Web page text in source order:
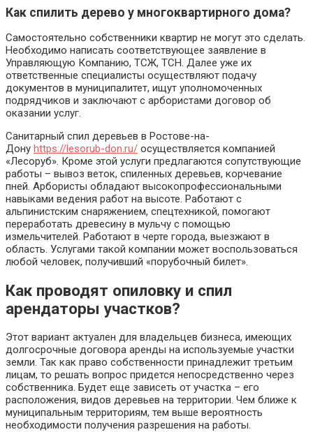
Как спилить дерево у многоквартирного дома?
Самостоятельно собственники квартир не могут это сделать.
Необходимо написать соответствующее заявление в
Управляющую Компанию, ТСЖ, ТСН. Далее уже их
ответственные специалисты осуществляют подачу
документов в муниципалитет, ищут уполномоченных
подрядчиков и заключают с арбористами договор об
оказании услуг.
Санитарный спил деревьев в Ростове-на-
Дону https://lesorub-don.ru/ осуществляется компанией
«Лесоруб». Кроме этой услуги предлагаются сопутствующие
работы – вывоз веток, спиленных деревьев, корчевание
пней. Арбористы обладают высокопрофессиональными
навыками ведения работ на высоте. Работают с
альпинистским снаряжением, спецтехникой, помогают
переработать древесину в мульчу с помощью
измельчителей. Работают в черте города, выезжают в
область. Услугами такой компании может воспользоваться
любой человек, получивший «порубочный билет».
Как проводят опиловку и спил
арендаторы участков?
Этот вариант актуален для владельцев бизнеса, имеющих
долгосрочные договора аренды на используемые участки
земли. Так как право собственности принадлежит третьим
лицам, то решать вопрос придется непосредственно через
собственника. Будет еще зависеть от участка – его
расположения, видов деревьев на территории. Чем ближе к
муниципальным территориям, тем выше вероятность
необходимости получения разрешения на работы.